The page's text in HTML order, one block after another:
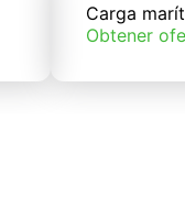
Carga
Obtener